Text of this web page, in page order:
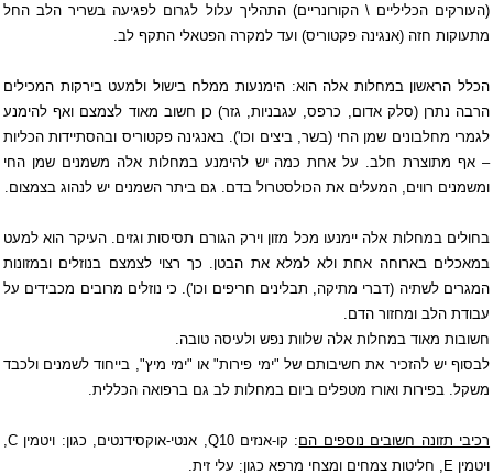
(העורקים הכליליים \ הקורונריים) התהליך עלול לגרום לפגיעה בשריר הלב החל
מתעוקות חזה (אנגינה פקטוריס) ועד למקרה הפטאלי התקף לב.
הכלל הראשון במחלות אלה הוא: הימנעות ממלח בישול ולמעט בירקות המכילים
הרבה נתרן (סלק אדום, כרפס, עגבניות, גזר) כן חשוב מאוד לצמצם ואף להימנע
לגמרי מחלבונים שמן החי (בשר, ביצים וכו'). באנגינה פקטוריס ובהסתיידות הכליות
– אף מתוצרת חלב. על אחת כמה יש להימנע במחלות אלה משמנים שמן החי
ומשמנים רווים, המעלים את הכולסטרול בדם. גם ביתר השמנים יש לנהוג בצמצום.
בחולים במחלות אלה יימנעו מכל מזון וירק הגורם תסיסות וגזים. העיקר הוא למעט
במאכלים בארוחה אחת ולא למלא את הבטן. כך רצוי לצמצם בנוזלים ובמזונות
המגרים לשתיה (דברי מתיקה, תבלינים חריפים וכו'). כי נוזלים מרובים מכבידים על
עבודת הלב ומחזור הדם.
חשובות מאוד במחלות אלה שלוות נפש ולעיסה טובה.
לבסוף יש להזכיר את חשיבותם של "ימי פירות" או "ימי מיץ", בייחוד לשמנים ולכבד
משקל. בפירות ואורז מטפלים ביום במחלות לב גם ברפואה הכללית.
רכיבי תזונה חשובים נוספים הם: קו-אנזיםQ10 אנטי-אוקסידנטים , כגון: ויטמין C
ויטמין E , חליטות צמחים ומצחי מרפא כגון: עלי זית